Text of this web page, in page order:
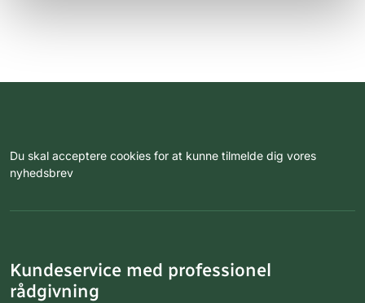
Du skal acceptere cookies for at kunne tilmelde dig vores
nyhedsbrev
Kundeservice med professionel
rådgivning